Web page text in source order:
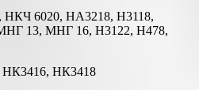
6020, НА3218, Н3118,
13, МНГ 16, Н3122, Н478,
НК3418